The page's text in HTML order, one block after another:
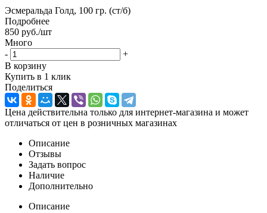
Эсмеральда Голд, 100 гр. (ст/б)
Подробнее
850 руб./шт
Много
-
+
В корзину
Купить в 1 клик
Поделиться
Цена действительна только для интернет-магазина и может
отличаться от цен в розничных магазинах
Описание
Отзывы
Задать вопрос
Наличие
Дополнительно
Описание